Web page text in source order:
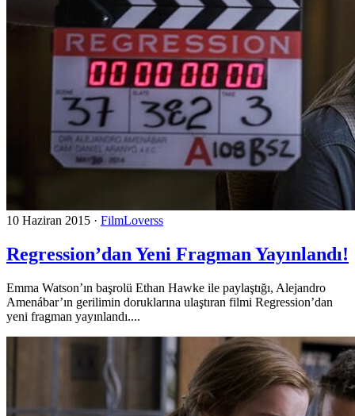
10 Haziran 2015 · FilmLoverss
Regression’dan Yeni Fragman Yayınlandı!
Emma Watson’ın başrolü Ethan Hawke ile paylaştığı, Alejandro
Amenábar’ın gerilimin doruklarına ulaştıran filmi Regression’dan
yeni fragman yayınlandı....